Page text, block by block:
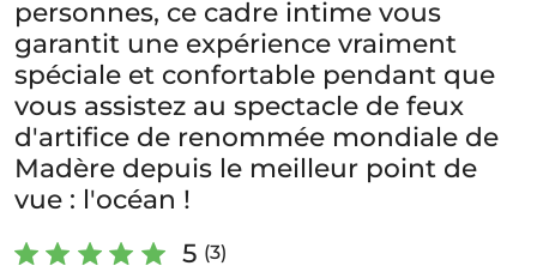
personnes, ce cadre intime vous
garantit une expérience vraiment
spéciale et confortable pendant que
vous assistez au spectacle de feux
d'artifice de renommée mondiale de
Madère depuis le meilleur point de
vue : l'océan !
5 (3)